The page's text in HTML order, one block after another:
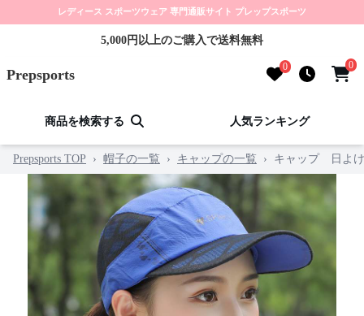
レディース スポーツウェア 専門通販サイト プレップスポーツ
5,000円以上のご購入で送料無料
Prepsports 0 0
商品を検索する 人気ランキング
Prepsports TOP › 帽子の一覧 › キャップの一覧 › キャップ 日よけ